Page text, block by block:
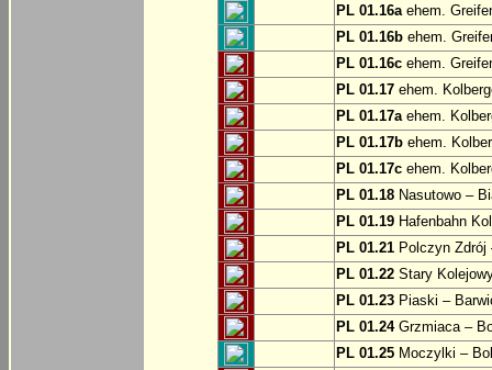
PL 01.16aehem.
PL 01.16b ehem.
PL 01.16c ehem.
PL 01.17 ehem.
PL 01.17aehem.
PL 01.17b ehem.
PL 01.17c ehem.
PL 01.18 Nasutowo –
PL 01.19 Hafenbahn
PL 01.21 Polczyn
PL 01.22 Stary
PL 01.23 Piaski –
PL 01.24Grzmiaca –
PL 01.25 Moczylki –